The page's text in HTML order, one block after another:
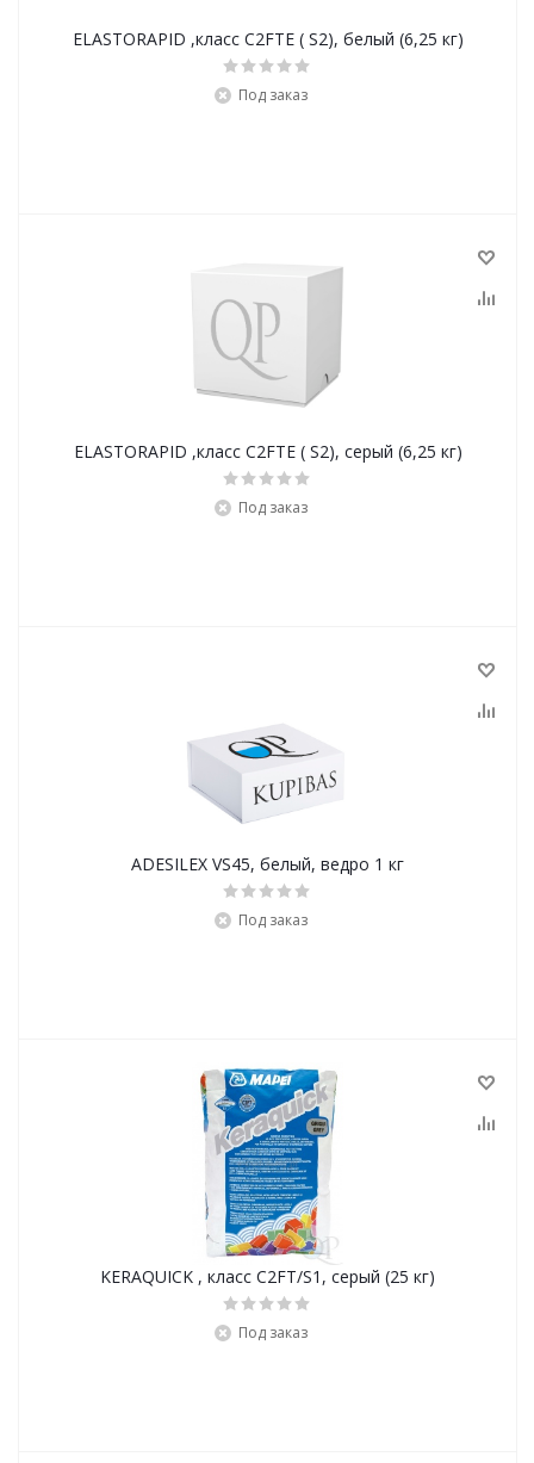
ELASTORAPID ,класс С2FTE ( S2), белый (6,25 кг)
Под заказ
ELASTORAPID ,класс С2FTE ( S2), серый (6,25 кг)
Под заказ
ADESILEX VS45, белый, ведро 1 кг
Под заказ
KERAQUICK , класс С2FТ/S1, серый (25 кг)
Под заказ